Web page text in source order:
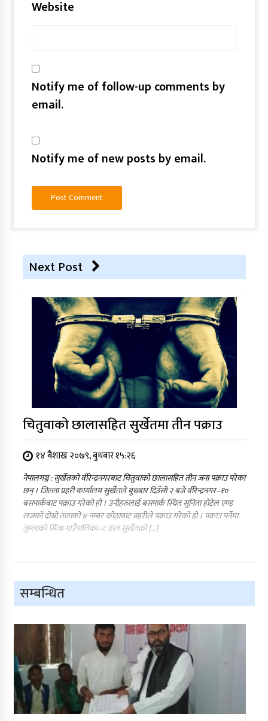
Website
Notify me of follow-up comments by
email.
Notify me of new posts by email.
Next Post
चितुवाको छालासहित सुर्खेतमा तीन पक्राउ
१४ बैशाख २०७९, बुधबार १५:२६
नेपालगञ्ज : सुर्खेतको वीरेन्द्रनगरबाट चितुवाको छालासहित तीन जना पक्राउ परेका
छन् । जिल्ला प्रहरी कार्यालय सुर्खेतले बुधबार दिउँसो २ बजे वीरेन्द्रनगर–१०
बसपार्कबाट पक्राउ गरेको हो । उनीहरुलाई बसपार्क स्थित सुनिता होटेल एण्ड
लजको दोस्रो तलाको ४ नम्बर कोठाबाट प्रहरीले पक्राउ गरेको हो । पक्राउ पर्नेमा
जुम्लाको सिँजा गाउँपालिका–८ हाल सुर्खेतको […]
सम्बन्धित